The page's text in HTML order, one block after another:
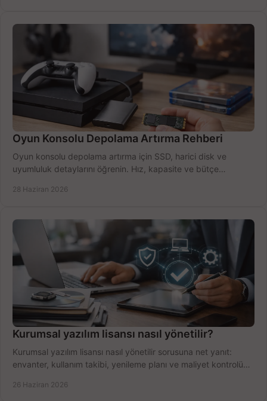
Oyun Konsolu Depolama Artırma Rehberi
Oyun konsolu depolama artırma için SSD, harici disk ve
uyumluluk detaylarını öğrenin. Hız, kapasite ve bütçe
28 Haziran 2026
Kurumsal yazılım lisansı nasıl yönetilir?
Kurumsal yazılım lisansı nasıl yönetilir sorusuna net yanıt:
envanter, kullanım takibi, yenileme planı ve maliyet kontrolü
26 Haziran 2026